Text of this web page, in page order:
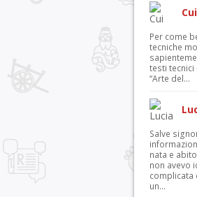
Per come
tecniche
testi tecnici
“Arte del...
Salve
nata e
non avevo
complicata
un...